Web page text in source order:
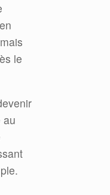
le
au